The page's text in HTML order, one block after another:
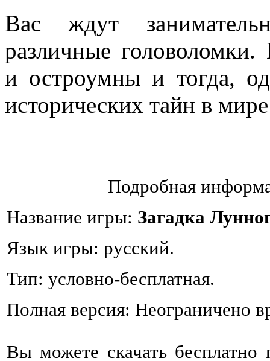
Вас ждут
различные головоломки.
и остроумны и тогда,
исторических тайн в
Подробная
Название игры: Загадка
Язык игры: русский.
Тип: условно-бесплатная.
Полная версия: Неограничено
Вы можете скачать